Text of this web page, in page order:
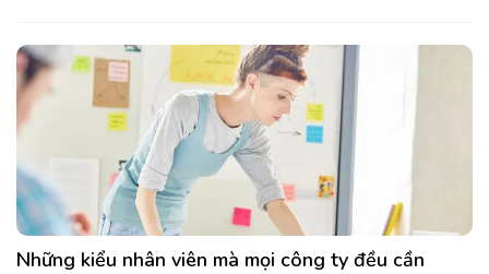
Những kiểu nhân viên mà mọi công ty đều cần